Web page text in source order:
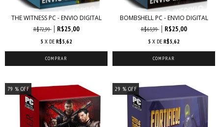
THE WITNESS PC - ENVIO DIGITAL
R$72,99 R$25,00
5 X DE R$5,62
BOMBSHELL PC - ENVIO DIGITAL
R$63,99 R$25,00
5 X DE R$5,62
79 % OFF 29 % OFF